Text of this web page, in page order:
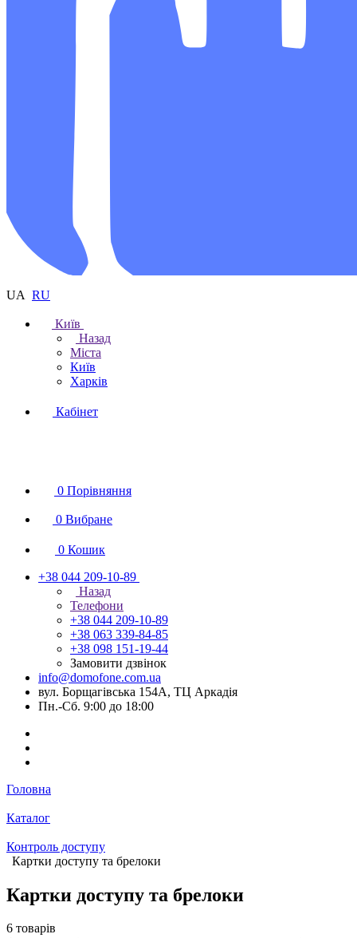
UA RU
Київ
Назад
Міста
Київ
Харків
Кабінет
0 Порівняння
0 Вибране
0 Кошик
+38 044 209-10-89
Назад
Телефони
+38 044 209-10-89
+38 063 339-84-85
+38 098 151-19-44
Замовити дзвінок
info@domofone.com.ua
вул. Борщагівська 154А, ТЦ Аркадія
Пн.-Сб. 9:00 до 18:00
Головна
Каталог
Контроль доступу
Картки доступу та брелоки
Картки доступу та брелоки
6 товарів